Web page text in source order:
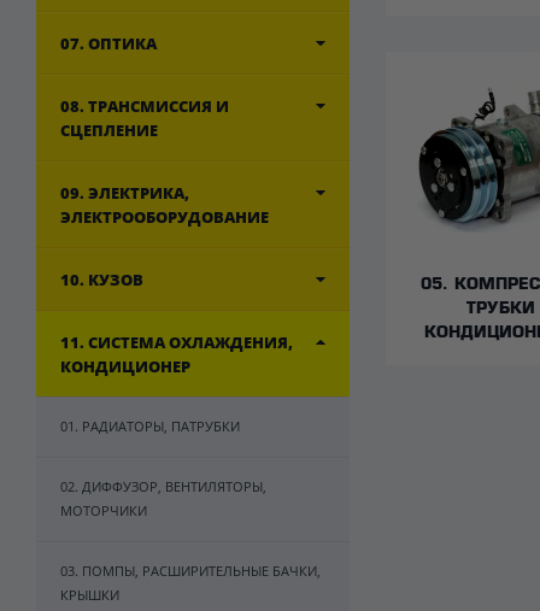
07. ОПТИКА
08. ТРАНСМИССИЯ И
СЦЕПЛЕНИЕ
09. ЭЛЕКТРИКА,
ЭЛЕКТРООБОРУДОВАНИЕ
10. КУЗОВ
11. СИСТЕМА ОХЛАЖДЕНИЯ,
КОНДИЦИОНЕР
01. РАДИАТОРЫ, ПАТРУБКИ
02. ДИФФУЗОР, ВЕНТИЛЯТОРЫ,
МОТОРЧИКИ
03. ПОМПЫ, РАСШИРИТЕЛЬНЫЕ БАЧКИ,
КРЫШКИ
05.
ТРУБКИ